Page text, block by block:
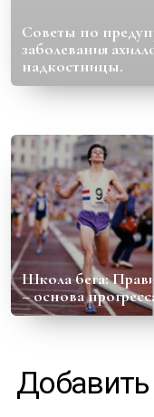
Советы по
заболевания
надкостницы.
Школа бега:
– основа